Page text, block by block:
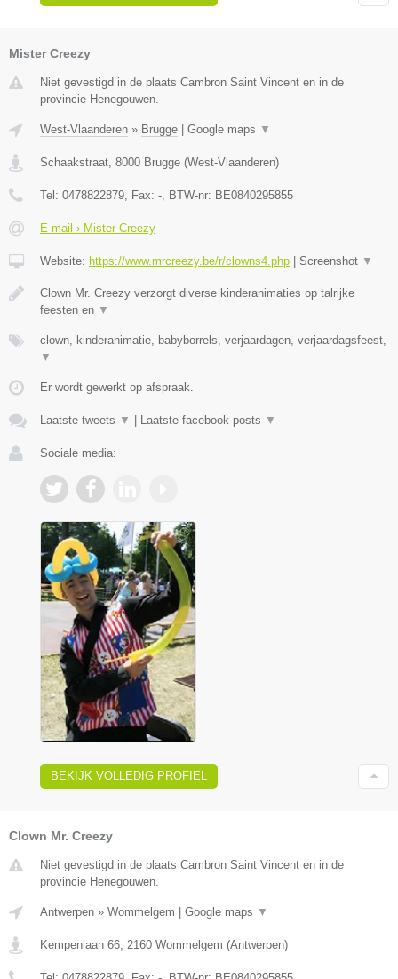
Mister Creezy
Niet gevestigd in de plaats Cambron Saint Vincent en in de
provincie Henegouwen.
West-Vlaanderen » Brugge Google maps ▼
Schaakstraat, 8000 Brugge (West-Vlaanderen)
Tel: 0478822879, Fax: -, BTW-nr: BE0840295855
E-mail › Mister Creezy
Website: https://www.mrcreezy.be/r/clowns4.php Screenshot ▼
Clown Mr. Creezy verzorgt diverse kinderanimaties op talrijke
feesten en ▼
clown, kinderanimatie, babyborrels, verjaardagen, verjaardagsfeest,
▼
Er wordt gewerkt op afspraak.
Laatste tweets ▼ Laatste facebook posts ▼
Sociale media:
BEKIJK VOLLEDIG PROFIEL
Clown Mr. Creezy
Niet gevestigd in de plaats Cambron Saint Vincent en in de
provincie Henegouwen.
Antwerpen » Wommelgem Google maps ▼
Kempenlaan 66, 2160 Wommelgem (Antwerpen)